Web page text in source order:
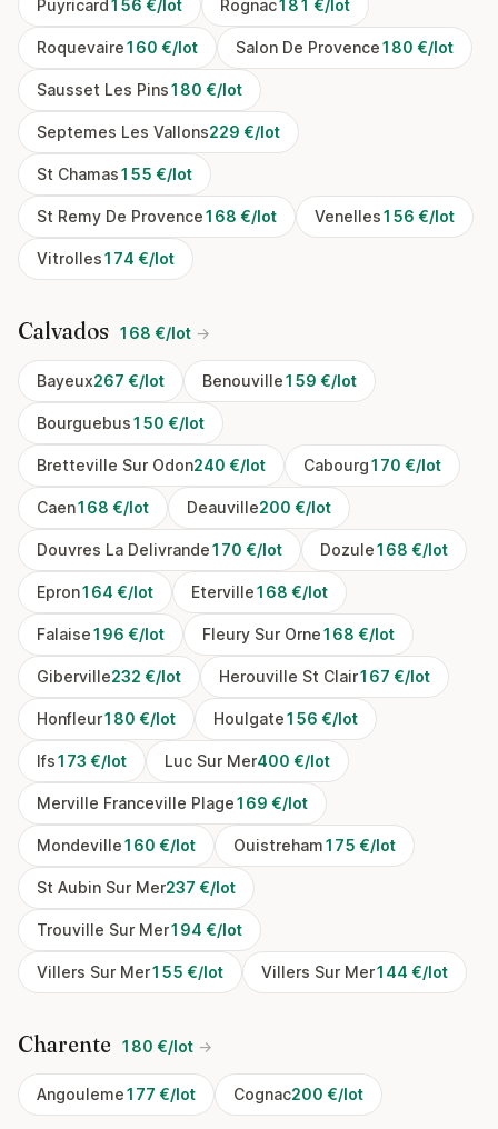
Puyricard 156 €/lot Rognac181 €/lot
Roquevaire160 €/lot Salon De Provence180 €/lot
Sausset Les Pins180 €/lot
Septemes Les Vallons229 €/lot
St Chamas155 €/lot
St Remy De Provence168 €/lot Venelles156 €/lot
Vitrolles174 €/lot
Calvados 168 €/lot →
Bayeux267 €/lot Benouville159 €/lot
Bourguebus150 €/lot
Bretteville Sur Odon240 €/lot Cabourg170 €/lot
Caen168 €/lot Deauville200 €/lot
Douvres La Delivrande170 €/lot Dozule168 €/lot
Epron164 €/lot Eterville168 €/lot
Falaise196 €/lot Fleury Sur Orne168 €/lot
Giberville232 €/lot Herouville St Clair167 €/lot
Honfleur180 €/lot Houlgate156 €/lot
Ifs173 €/lot Luc Sur Mer400 €/lot
Merville Franceville Plage169 €/lot
Mondeville160 €/lot Ouistreham175 €/lot
St Aubin Sur Mer237 €/lot
Trouville Sur Mer194 €/lot
Villers Sur Mer155 €/lot Villers Sur Mer144 €/lot
Charente 180 €/lot →
Angouleme177 €/lot Cognac200 €/lot